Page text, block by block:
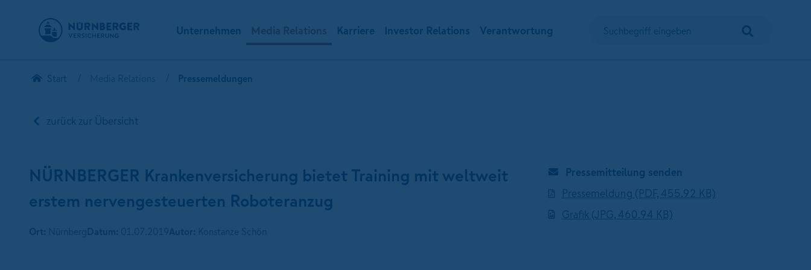
Unternehmen Media Relations Karriere Investor Relations Verantwortung Suchbegriff eingeben
Start Media Relations Pressemeldungen
zurück zur Übersicht
NÜRNBERGER Krankenversicherung bietet Training mit weltweit
erstem nervengesteuerten Roboteranzug
Pressemitteilung senden
Pressemeldung (PDF, 455.92 KB)
Grafik (JPG, 460.94 KB)